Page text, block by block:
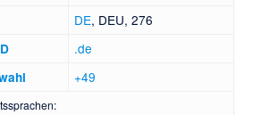
DE, DEU, 276
.de
+49